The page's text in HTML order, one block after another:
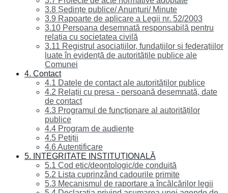
3.8 Ședințe publice/ Anunțuri/ Minute
3.9 Rapoarte de aplicare a Legii nr. 52/2003
3.10 Persoana desemnată responsabilă pentru
relația cu societatea civilă
3.11 Registrul asociațiilor, fundațiilor și federațiilor
luate în evidență de autoritățile publice ale
Comunei
4. Contact
4.1 Datele de contact ale autorităților publice
4.2 Relații cu presa - persoană desemnată, date
de contact
4.3 Programul de funcționare al autorităților
publice
4.4 Program de audiențe
4.5 Petiții
4.6 Autentificare
5. INTEGRITATE INSTITUȚIONALĂ
5.1 Cod etic/deontologic/de conduită
5.2 Lista cuprinzând cadourile primite
5.3 Mecanismul de raportare a încălcărilor legii